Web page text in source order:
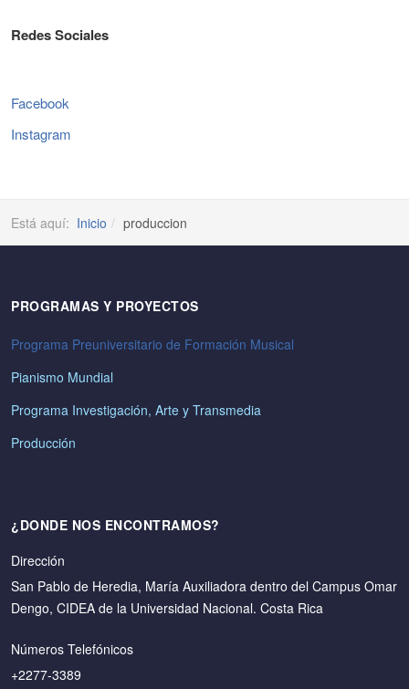
Redes Sociales
Facebook
Instagram
Está aquí: Inicio produccion
PROGRAMAS Y PROYECTOS
Programa Preuniversitario de Formación Musical
Pianismo Mundial
Programa Investigación, Arte y Transmedia
Producción
¿DONDE NOS ENCONTRAMOS?
Dirección
San Pablo de Heredia, María Auxiliadora dentro del Campus Omar
Dengo, CIDEA de la Universidad Nacional. Costa Rica
Números Telefónicos
+2277-3389